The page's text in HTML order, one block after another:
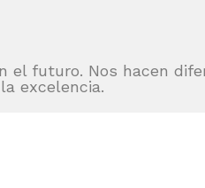
el futuro. Nos hacen
excelencia.